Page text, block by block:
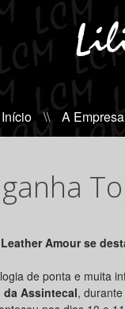
Início \\ A Empresa
Amour se
de ponta e muita
Assintecal, durante